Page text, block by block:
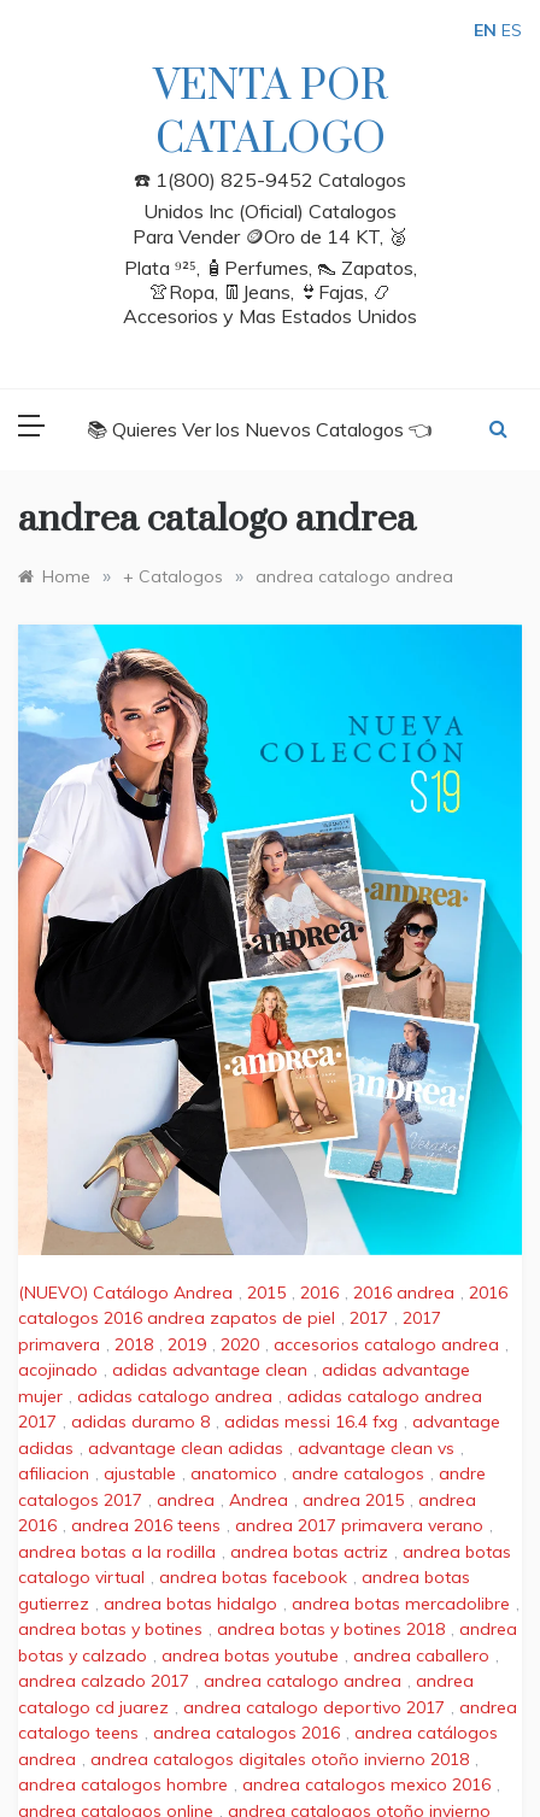
VENTA POR
CATALOGO
☎️ 1(800) 825-9452 Catalogos
Unidos Inc (Oficial) Catalogos
Para Vender 🪙Oro de 14 KT, 🥈
Plata ⁹²⁵, 🧴Perfumes, 👠 Zapatos,
👚Ropa, 👖Jeans, 👙Fajas, 📿
Accesorios y Mas Estados Unidos
📚 Quieres Ver los Nuevos Catalogos 👈
andrea catalogo andrea
Home » + Catalogos » andrea catalogo andrea
(NUEVO) Catálogo Andrea , 2015 , 2016 , 2016 andrea , 2016
catalogos 2016 andrea zapatos de piel , 2017 , 2017
primavera , 2018 , 2019 , 2020 , accesorios catalogo andrea ,
acojinado , adidas advantage clean , adidas advantage
mujer , adidas catalogo andrea , adidas catalogo andrea
2017 , adidas duramo 8 , adidas messi 16.4 fxg , advantage
adidas , advantage clean adidas , advantage clean vs ,
afiliacion , ajustable , anatomico , andre catalogos , andre
catalogos 2017 , andrea , Andrea , andrea 2015 , andrea
2016 , andrea 2016 teens , andrea 2017 primavera verano ,
andrea botas a la rodilla , andrea botas actriz , andrea botas
catalogo virtual , andrea botas facebook , andrea botas
gutierrez , andrea botas hidalgo , andrea botas mercadolibre ,
andrea botas y botines , andrea botas y botines 2018 , andrea
botas y calzado , andrea botas youtube , andrea caballero ,
andrea calzado 2017 , andrea catalogo andrea , andrea
catalogo cd juarez , andrea catalogo deportivo 2017 , andrea
catalogo teens , andrea catalogos 2016 , andrea catálogos
andrea , andrea catalogos digitales otoño invierno 2018 ,
andrea catalogos hombre , andrea catalogos mexico 2016 ,
andrea catalogos online , andrea catalogos otoño invierno
EN ES